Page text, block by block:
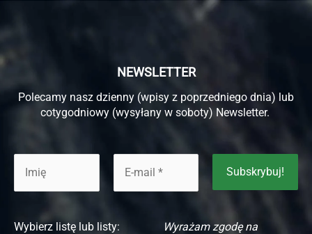
NEWSLETTER
Polecamy nasz dzienny (wpisy z poprzedniego dnia) lub
cotygodniowy (wysyłany w soboty) Newsletter.
Wybierz listę lub listy:
Wyrażam zgodę na